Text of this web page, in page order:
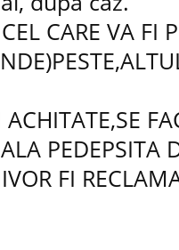
CARE VA FI
PEDEPSITA
FI